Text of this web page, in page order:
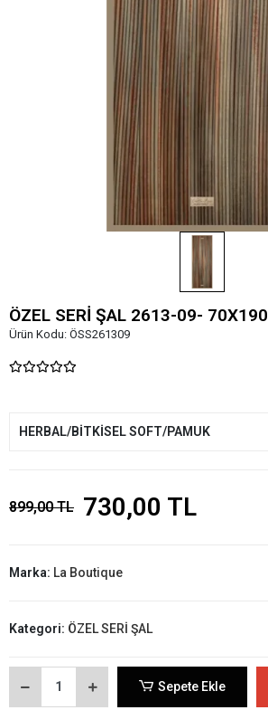
ÖZEL SERİ ŞAL 2613-09- 70X190
Ürün Kodu: ÖSS261309
HERBAL/BİTKİSEL SOFT/PAMUK
899,00 TL 730,00 TL
Marka: La Boutique
Kategori: ÖZEL SERİ ŞAL
Sepete Ekle